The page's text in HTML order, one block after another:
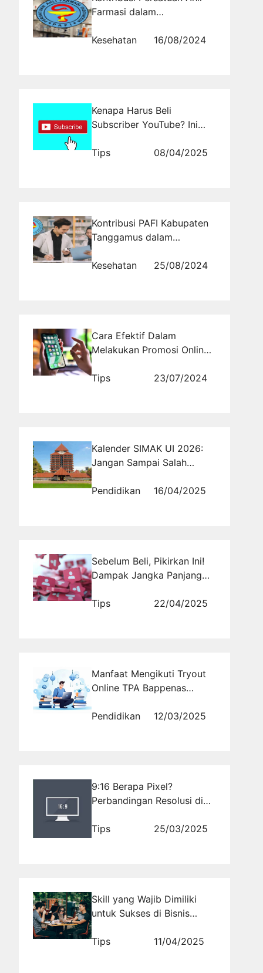
Farmasi dalam
Lokal
Kesehatan 16/08/2024
Kenapa Harus Beli
Subscriber YouTube? Ini
Tips
08/04/2025
Kontribusi PAFI Kabupaten
Tanggamus dalam
Masyarakat
Kesehatan 25/08/2024
Cara Efektif Dalam
Melakukan Promosi Online
Tips
23/07/2024
Kalender SIMAK UI 2026:
Jangan Sampai Salah
Pendidikan
16/04/2025
Sebelum Beli, Pikirkan Ini!
Dampak Jangka Panjang
pada Akunmu
Tips 22/04/2025
Manfaat Mengikuti Tryout
Online TPA Bappenas
Pendidikan
12/03/2025
9:16 Berapa Pixel?
Perbandingan Resolusi di
Tips
25/03/2025
Skill yang Wajib Dimiliki
untuk Sukses di Bisnis
Tips
11/04/2025